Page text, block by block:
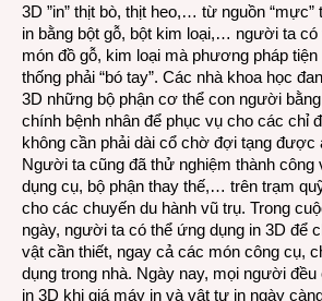
3D ”in” thịt bò, thịt heo,… từ nguồn
in bằng bột gỗ, bột kim loại,… người ta có
món đồ gỗ, kim loại mà phương pháp
thống phải “bó tay”. Các nhà khoa học
3D những bộ phận cơ thể con người
chính bệnh nhân để phục vụ cho các chỉ
không cần phải dài cổ chờ đợi tạng được
Người ta cũng đã thử nghiệm thành công
dụng cụ, bộ phận thay thế,… trên trạm
cho các chuyến du hành vũ trụ. Trong
ngày, người ta có thể ứng dụng in 3D để
vật cần thiết, ngay cả các món công cụ,
dụng trong nhà. Ngày nay, mọi người
in 3D khi giá máy in và vật tư in ngày